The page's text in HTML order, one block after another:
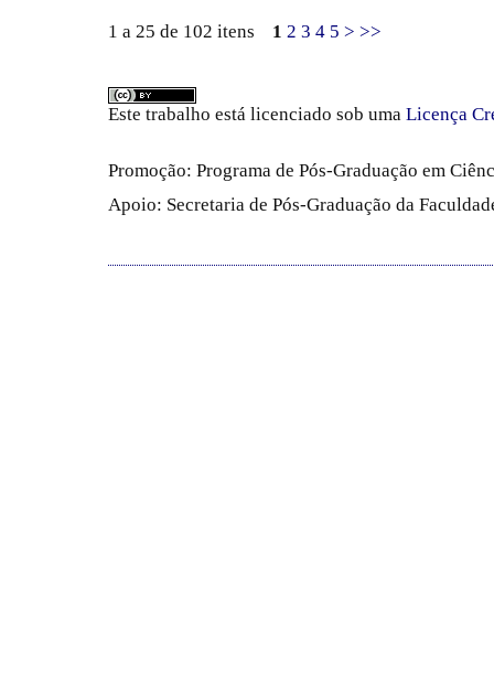
1 a 25 de 102 itens 1 2 3 4 5 > >>
Este trabalho está licenciado sob uma Licença
Promoção: Programa de Pós-Graduação em
Apoio: Secretaria de Pós-Graduação da